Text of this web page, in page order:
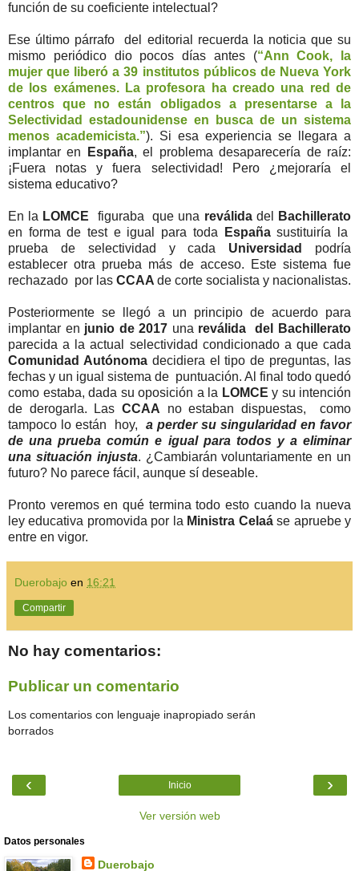
función de su coeficiente intelectual?
Ese último párrafo del editorial recuerda la noticia que su
mismo periódico dio pocos días antes (“Ann Cook, la
mujer que liberó a 39 institutos públicos de Nueva York
de los exámenes. La profesora ha creado una red de
centros que no están obligados a presentarse a la
Selectividad estadounidense en busca de un sistema
menos academicista.”). Si esa experiencia se llegara a
implantar en
España, el problema desaparecería de raíz:
¡Fuera notas y fuera selectividad! Pero ¿mejoraría el
sistema educativo?
En la LOMCE figuraba que una reválida del
Bachillerato
en forma de test e igual para toda
Españasustituiría la
prueba de selectividad y cada Universidad
podría
establecer otra prueba más de acceso. Este sistema fue
rechazado por las CCAA de corte socialista y nacionalistas.
Posteriormente se llegó a un principio de acuerdo para
implantar en junio de 2017 una reválida del Bachillerato
parecida a la actual selectividad condicionado a que cada
Comunidad Autónomadecidiera el tipo de preguntas, las
fechas y un igual sistema de puntuación. Al final todo quedó
como estaba, dada su oposición a la LOMCE y su intención
de derogarla. Las CCAA no estaban dispuestas, como
tampoco lo están hoy,
a perder su singularidad en favor
de una prueba común e igual para todos y a eliminar
una situación injusta. ¿Cambiarán voluntariamente en un
futuro? No parece fácil, aunque sí deseable.
Pronto veremos en qué termina todo esto cuando la nueva
ley educativa promovida por la Ministra Celaáse apruebe y
entre en vigor.
Duerobajo en 16:21
Compartir
No hay comentarios:
Publicar un comentario
Los comentarios con lenguaje inapropiado serán
borrados
‹ ›
Inicio
Ver versión web
Datos personales
Duerobajo